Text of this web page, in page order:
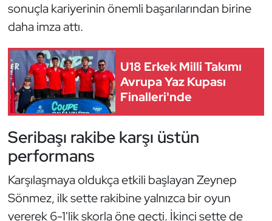
sonuçla kariyerinin önemli başarılarından birine
daha imza attı.
U18 Erkek Milli Takımı
Avrupa Yaz Kupası
Finalleri'nde
Seribaşı rakibe karşı üstün
performans
Karşılaşmaya oldukça etkili başlayan Zeynep
Sönmez, ilk sette rakibine yalnızca bir oyun
vererek 6-1'lik skorla öne geçti. İkinci sette de
Futsal
Genel
Golf
Güreş
Halter
Hava Sporları
Hentbol